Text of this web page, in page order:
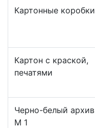
Картонные коробки
Картон с краской,
печатями
Черно-белый архив
М 1